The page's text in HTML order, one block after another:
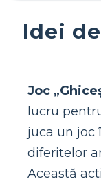
Idei
Joc
lucru
juca un joc
diferitelor
Această